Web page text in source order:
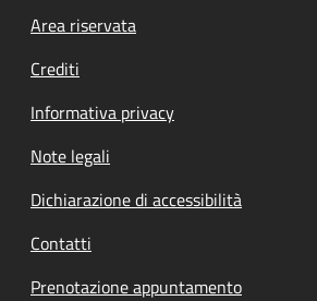
Footer menu
Area riservata
Crediti
Informativa privacy
Note legali
Dichiarazione di accessibilità
Contatti
Prenotazione appuntamento